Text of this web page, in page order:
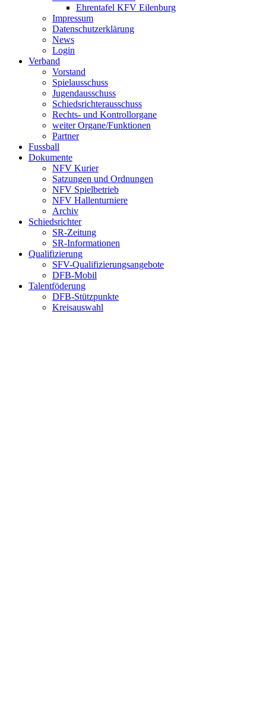
Ehrentafel KFV Eilenburg
Impressum
Datenschutzerklärung
News
Login
Verband
Vorstand
Spielausschuss
Jugendausschuss
Schiedsrichterausschuss
Rechts- und Kontrollorgane
weiter Organe/Funktionen
Partner
Fussball
Dokumente
NFV Kurier
Satzungen und Ordnungen
NFV Spielbetrieb
NFV Hallenturniere
Archiv
Schiedsrichter
SR-Zeitung
SR-Informationen
Qualifizierung
SFV-Qualifizierungsangebote
DFB-Mobil
Talentföderung
DFB-Stützpunkte
Kreisauswahl